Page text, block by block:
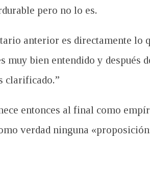
pero no lo es.
anterior es directamente lo
muy bien entendido y después
clarificado.”
entonces al final como
verdad ninguna